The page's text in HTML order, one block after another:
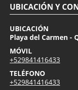
UBICACIÓN Y
UBICACIÓN
Playa del Carmen -
MÓVIL
+529841416433
TELÉFONO
+529841416433